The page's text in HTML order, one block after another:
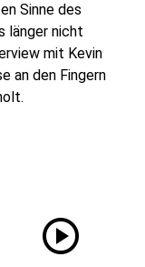
Sinne des
länger nicht
mit Kevin
an den Fingern
play_circle